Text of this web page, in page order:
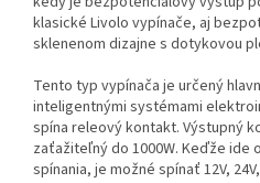
klasické Livolo vypínače, aj
sklenenom dizajne s dotykovou
Tento typ vypínača je určený
inteligentnými systémami
spína releový kontakt. Výstupný
zaťažiteľný do 1000W. Keďže
spínania, je možné spínať 12V,